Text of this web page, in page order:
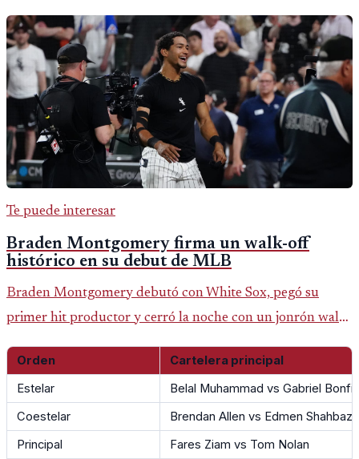
Te puede interesar
Braden Montgomery firma un walk-off
histórico en su debut de MLB
Braden Montgomery debutó con White Sox, pegó su
primer hit productor y cerró la noche con un jonrón walk-
off de dos carreras que MLB ubicó como el quinto caso de
este tipo en la historia.
Orden
Cartelera principal
Estelar
Belal Muhammad vs Gabriel
Coestelar
Brendan Allen vs Edmen
Principal
Fares Ziam vs Tom Nolan